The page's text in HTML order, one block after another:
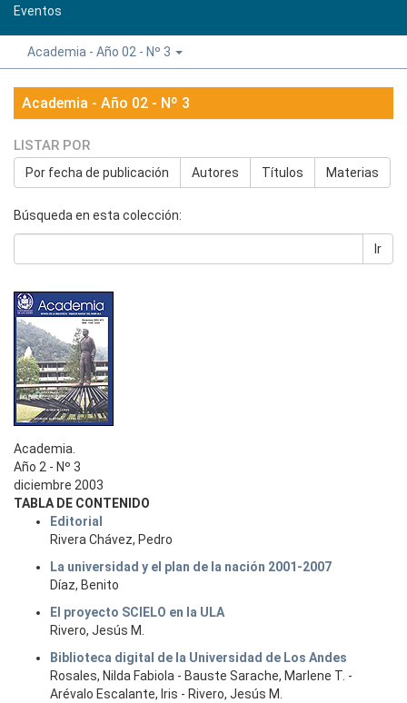
Eventos
Academia - Año 02 - Nº 3
Academia - Año 02 - Nº 3
LISTAR POR
Por fecha de publicación Autores Títulos Materias
Búsqueda en esta colección:
Ir
Academia.
Año 2 - Nº 3
diciembre 2003
TABLA DE CONTENIDO
Editorial
Rivera Chávez, Pedro
La universidad y el plan de la nación 2001-2007
Díaz, Benito
El proyecto SCIELO en la ULA
Rivero, Jesús M.
Biblioteca digital de la Universidad de Los Andes
Rosales, Nilda Fabiola - Bauste Sarache, Marlene T. -
Arévalo Escalante, Iris - Rivero, Jesús M.